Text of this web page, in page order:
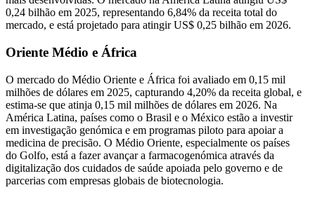
0,24 bilhão em 2025, representando 6,84% da receita total do
mercado, e está projetado para atingir US$ 0,25 bilhão em 2026.
Oriente Médio e África
O mercado do Médio Oriente e África foi avaliado em 0,15 mil
milhões de dólares em 2025, capturando 4,20% da receita global, e
estima-se que atinja 0,15 mil milhões de dólares em 2026. Na
América Latina, países como o Brasil e o México estão a investir
em investigação genómica e em programas piloto para apoiar a
medicina de precisão. O Médio Oriente, especialmente os países
do Golfo, está a fazer avançar a farmacogenómica através da
digitalização dos cuidados de saúde apoiada pelo governo e de
parcerias com empresas globais de biotecnologia.